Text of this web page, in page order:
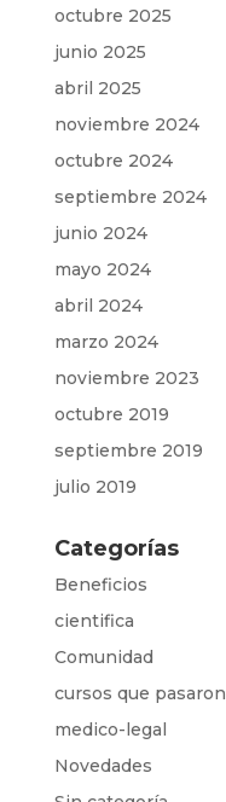
octubre 2025
junio 2025
abril 2025
noviembre 2024
octubre 2024
septiembre 2024
junio 2024
mayo 2024
abril 2024
marzo 2024
noviembre 2023
octubre 2019
septiembre 2019
julio 2019
Categorías
Beneficios
cientifica
Comunidad
cursos que pasaron
medico-legal
Novedades